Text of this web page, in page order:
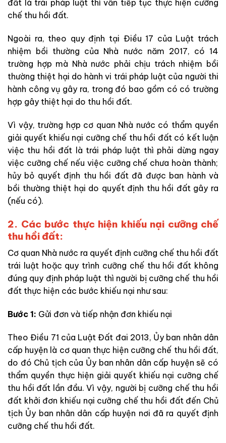
đất là trái pháp luật thì vẫn tiếp tục thực hiện cưỡng
chế thu hồi đất.
Ngoài ra, theo quy định tại Điều 17 của Luật trách
nhiệm bồi thường của Nhà nước năm 2017, có 14
trường hợp mà Nhà nước phải chịu trách nhiệm bồi
thường thiệt hại do hành vi trái pháp luật của người thi
hành công vụ gây ra, trong đó bao gồm có có trường
hợp gây thiệt hại do thu hồi đất.
Vì vậy, trường hợp cơ quan Nhà nước có thẩm quyền
giải quyết khiếu nại cưỡng chế thu hồi đất có kết luận
việc thu hồi đất là trái pháp luật thì phải dừng ngay
việc cưỡng chế nếu việc cưỡng chế chưa hoàn thành;
hủy bỏ quyết định thu hồi đất đã được ban hành và
bồi thường thiệt hại do quyết định thu hồi đất gây ra
(nếu có).
2. Các bước thực hiện khiếu nại cưỡng chế
thu hồi đất:
Cơ quan Nhà nước ra quyết định cưỡng chế thu hồi đất
trái luật hoặc quy trình cưỡng chế thu hồi đất không
đúng quy định pháp luật thì người bị cưỡng chế thu hồi
đất thực hiện các bước khiếu nại như sau:
Bước 1: Gửi đơn và tiếp nhận đơn khiếu nại
Theo Điều 71 của Luật Đất đai 2013, Ủy ban nhân dân
cấp huyện là cơ quan thực hiện cưỡng chế thu hồi đất,
do đó Chủ tịch của Ủy ban nhân dân cấp huyện sẽ có
thẩm quyền thực hiện giải quyết khiếu nại cưỡng chế
thu hồi đất lần đầu. Vì vậy, người bị cưỡng chế thu hồi
đất khởi đơn khiếu nại cưỡng chế thu hồi đất đến Chủ
tịch Ủy ban nhân dân cấp huyện nơi đã ra quyết định
cưỡng chế thu hồi đất.